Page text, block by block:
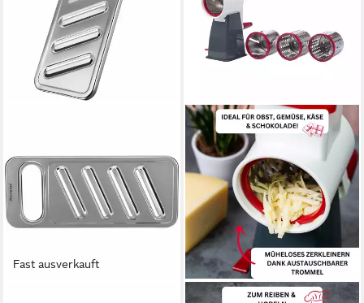
Fast ausverkauft
WESTMARK